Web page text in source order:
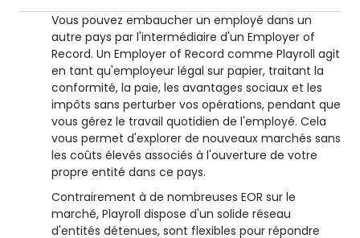
Vous pouvez embaucher un employé dans un
autre pays par l'intermédiaire d'un Employer of
Record. Un Employer of Record comme Playroll agit
en tant qu'employeur légal sur papier, traitant la
conformité, la paie, les avantages sociaux et les
impôts sans perturber vos opérations, pendant que
vous gérez le travail quotidien de l'employé. Cela
vous permet d'explorer de nouveaux marchés sans
les coûts élevés associés à l'ouverture de votre
propre entité dans ce pays.
Contrairement à de nombreuses EOR sur le
marché, Playroll dispose d'un solide réseau
d'entités détenues, sont flexibles pour répondre